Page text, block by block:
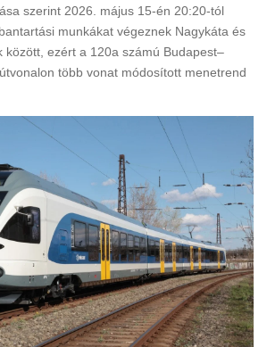
szerint 2026. május 15-én 20:20-tól
munkákat végeznek Nagykáta és
között, ezért a 120a számú Budapest–
több vonat módosított menetrend